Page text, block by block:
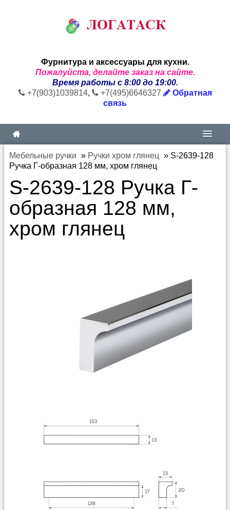
Фурнитура и аксессуары для кухни.
Пожалуйста, делайте заказ на сайте.
Время работы с 8:00 до 19:00.
+7(903)1039814, +7(495)6646327
Обратная
связь
Мебельные ручки » Ручки хром глянец » S-2639-128
Ручка Г-образная 128 мм, хром глянец
S-2639-128 Ручка Г-
образная 128 мм,
хром глянец